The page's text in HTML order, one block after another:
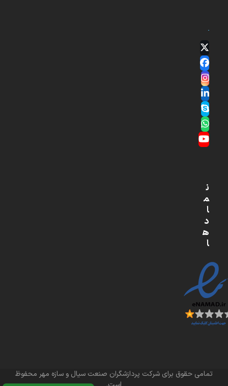
Twitter
(deprecated)
Facebook
Instagram
LinkedIn
Skype
Whatsapp
YouTube
ن
م
ا
د
ه
ا
تمامی حقوق برای شرکت پردازشگران صنعت سیال و سازه مهر محفوظ